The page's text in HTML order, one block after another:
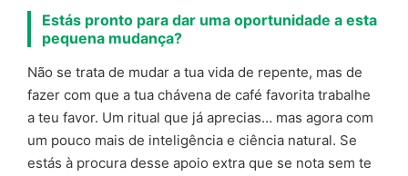
Estás pronto para dar uma oportunidade a esta
pequena mudança?
Não se trata de mudar a tua vida de repente, mas de
fazer com que a tua chávena de café favorita trabalhe
a teu favor. Um ritual que já aprecias… mas agora com
um pouco mais de inteligência e ciência natural. Se
estás à procura desse apoio extra que se nota sem te